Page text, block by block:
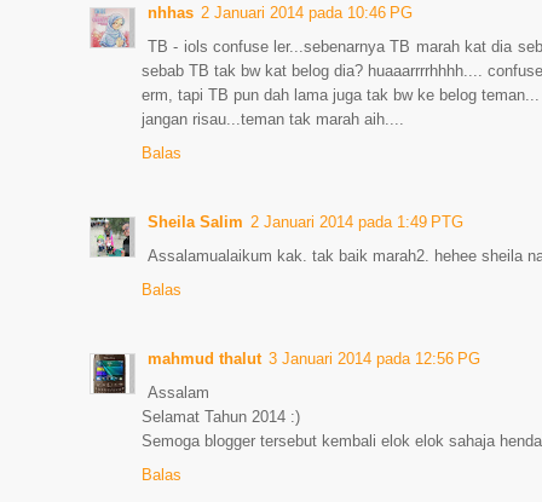
nhhas 2 Januari 2014 pada 10:46 PG
TB - iols confuse ler...sebenarnya TB marah kat dia
sebab TB tak bw kat belog dia? huaaarrrrhhhh....
erm, tapi TB pun dah lama juga tak bw ke belog
jangan risau...teman tak marah aih....
Balas
Sheila Salim 2 Januari 2014 pada 1:49 PTG
Assalamualaikum kak. tak baik marah2. hehee sheila
Balas
mahmud thalut 3 Januari 2014 pada 12:56 PG
Assalam
Selamat Tahun 2014 :)
Semoga blogger tersebut kembali elok elok sahaja
Balas